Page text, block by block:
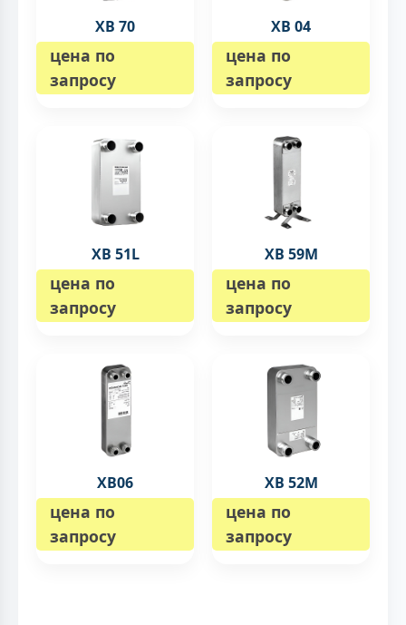
XB 70
цена по
запросу
XB 04
цена по
запросу
XB 51L
цена по
запросу
XB 59M
цена по
запросу
XB06
цена по
запросу
XB 52M
цена по
запросу